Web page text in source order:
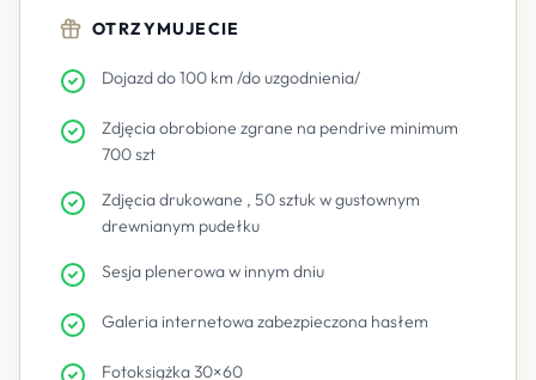
OTRZYMUJECIE
Dojazd do 100 km /do uzgodnienia/
Zdjęcia obrobione zgrane na pendrive minimum
700 szt
Zdjęcia drukowane , 50 sztuk w gustownym
drewnianym pudełku
Sesja plenerowa w innym dniu
Galeria internetowa zabezpieczona hasłem
Fotoksiążka 30×60